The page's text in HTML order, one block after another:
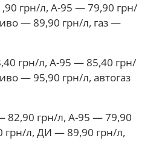
грн/л, А-95 — 79,90 грн/
— 89,90 грн/л, газ —
грн/л, А-95 — 85,40 грн/
— 95,90 грн/л, автогаз
82,90 грн/л, А-95 — 79,90
грн/л, ДИ — 89,90 грн/л,